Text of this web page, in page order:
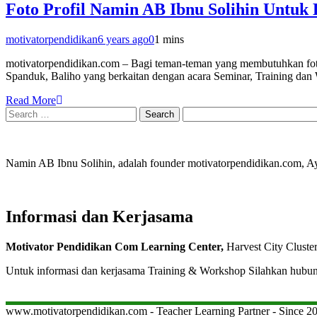
Foto Profil Namin AB Ibnu Solihin Untuk
motivatorpendidikan6 years ago01 mins
motivatorpendidikan.com – Bagi teman-teman yang membutuhkan
Spanduk, Baliho yang berkaitan dengan acara Seminar, Training
Read More
Search
for:
Namin AB Ibnu Solihin, adalah founder motivatorpendidikan.com,
Informasi dan Kerjasama
Motivator Pendidikan Com Learning Center, Harvest City
Untuk informasi dan kerjasama Training & Workshop Silahkan
www.motivatorpendidikan.com - Teacher Learning Partner - Since